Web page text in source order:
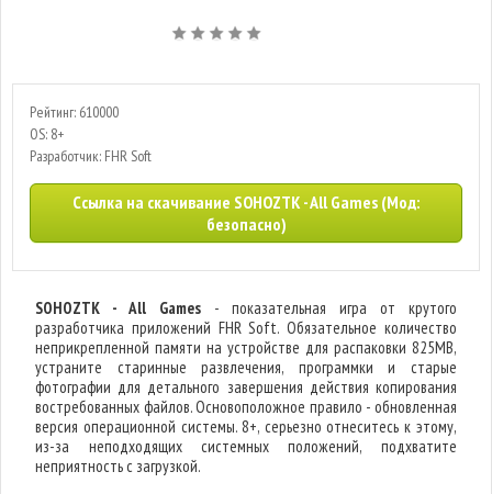
Рейтинг: 610000
OS: 8+
Разработчик: FHR Soft
Ссылка на скачивание SOHOZTK - All Games (Мод:
безопасно)
SOHOZTK - All Games - показательная игра от крутого
разработчика приложений FHR Soft. Обязательное количество
неприкрепленной памяти на устройстве для распаковки 825MB,
устраните старинные развлечения, программки и старые
фотографии для детального завершения действия копирования
востребованных файлов. Основоположное правило - обновленная
версия операционной системы. 8+, серьезно отнеситесь к этому,
из-за неподходящих системных положений, подхватите
неприятность с загрузкой.